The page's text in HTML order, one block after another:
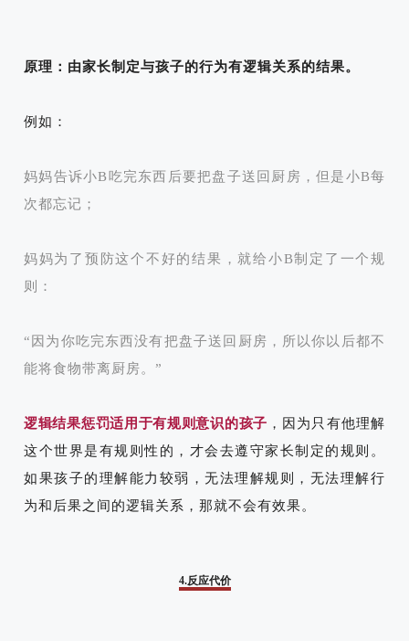
原理：由家长制定与孩子的行为有逻辑关系的结果。
例如：
妈妈告诉小B吃完东西后要把盘子送回厨房，但是小B每
次都忘记；
妈妈为了预防这个不好的结果，就给小B制定了一个规
则：
“因为你吃完东西没有把盘子送回厨房，所以你以后都不
能将食物带离厨房。”
逻辑结果惩罚适用于有规则意识的孩子 ，因为只有他理解
这个世界是有规则性的，才会去遵守家长制定的规则。
如果孩子的理解能力较弱，无法理解规则，无法理解行
为和后果之间的逻辑关系，那就不会有效果。
4.反应代价